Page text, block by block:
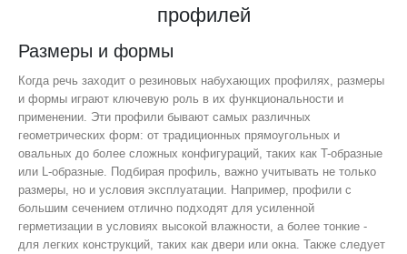
профилей
Размеры и формы
Когда речь заходит о резиновых набухающих профилях, размеры
и формы играют ключевую роль в их функциональности и
применении. Эти профили бывают самых различных
геометрических форм: от традиционных прямоугольных и
овальных до более сложных конфигураций, таких как T-образные
или L-образные. Подбирая профиль, важно учитывать не только
размеры, но и условия эксплуатации. Например, профили с
большим сечением отлично подходят для усиленной
герметизации в условиях высокой влажности, а более тонкие -
для легких конструкций, таких как двери или окна. Также следует